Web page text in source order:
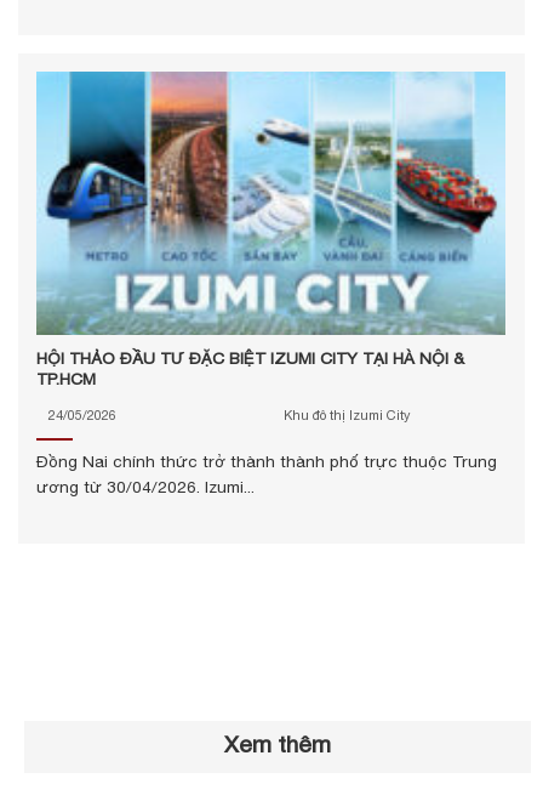
HỘI THẢO ĐẦU TƯ ĐẶC BIỆT IZUMI CITY TẠI HÀ NỘI &
TP.HCM
24/05/2026 Khu đô thị Izumi City
Đồng Nai chính thức trở thành thành phố trực thuộc Trung
ương từ 30/04/2026. Izumi...
Xem thêm